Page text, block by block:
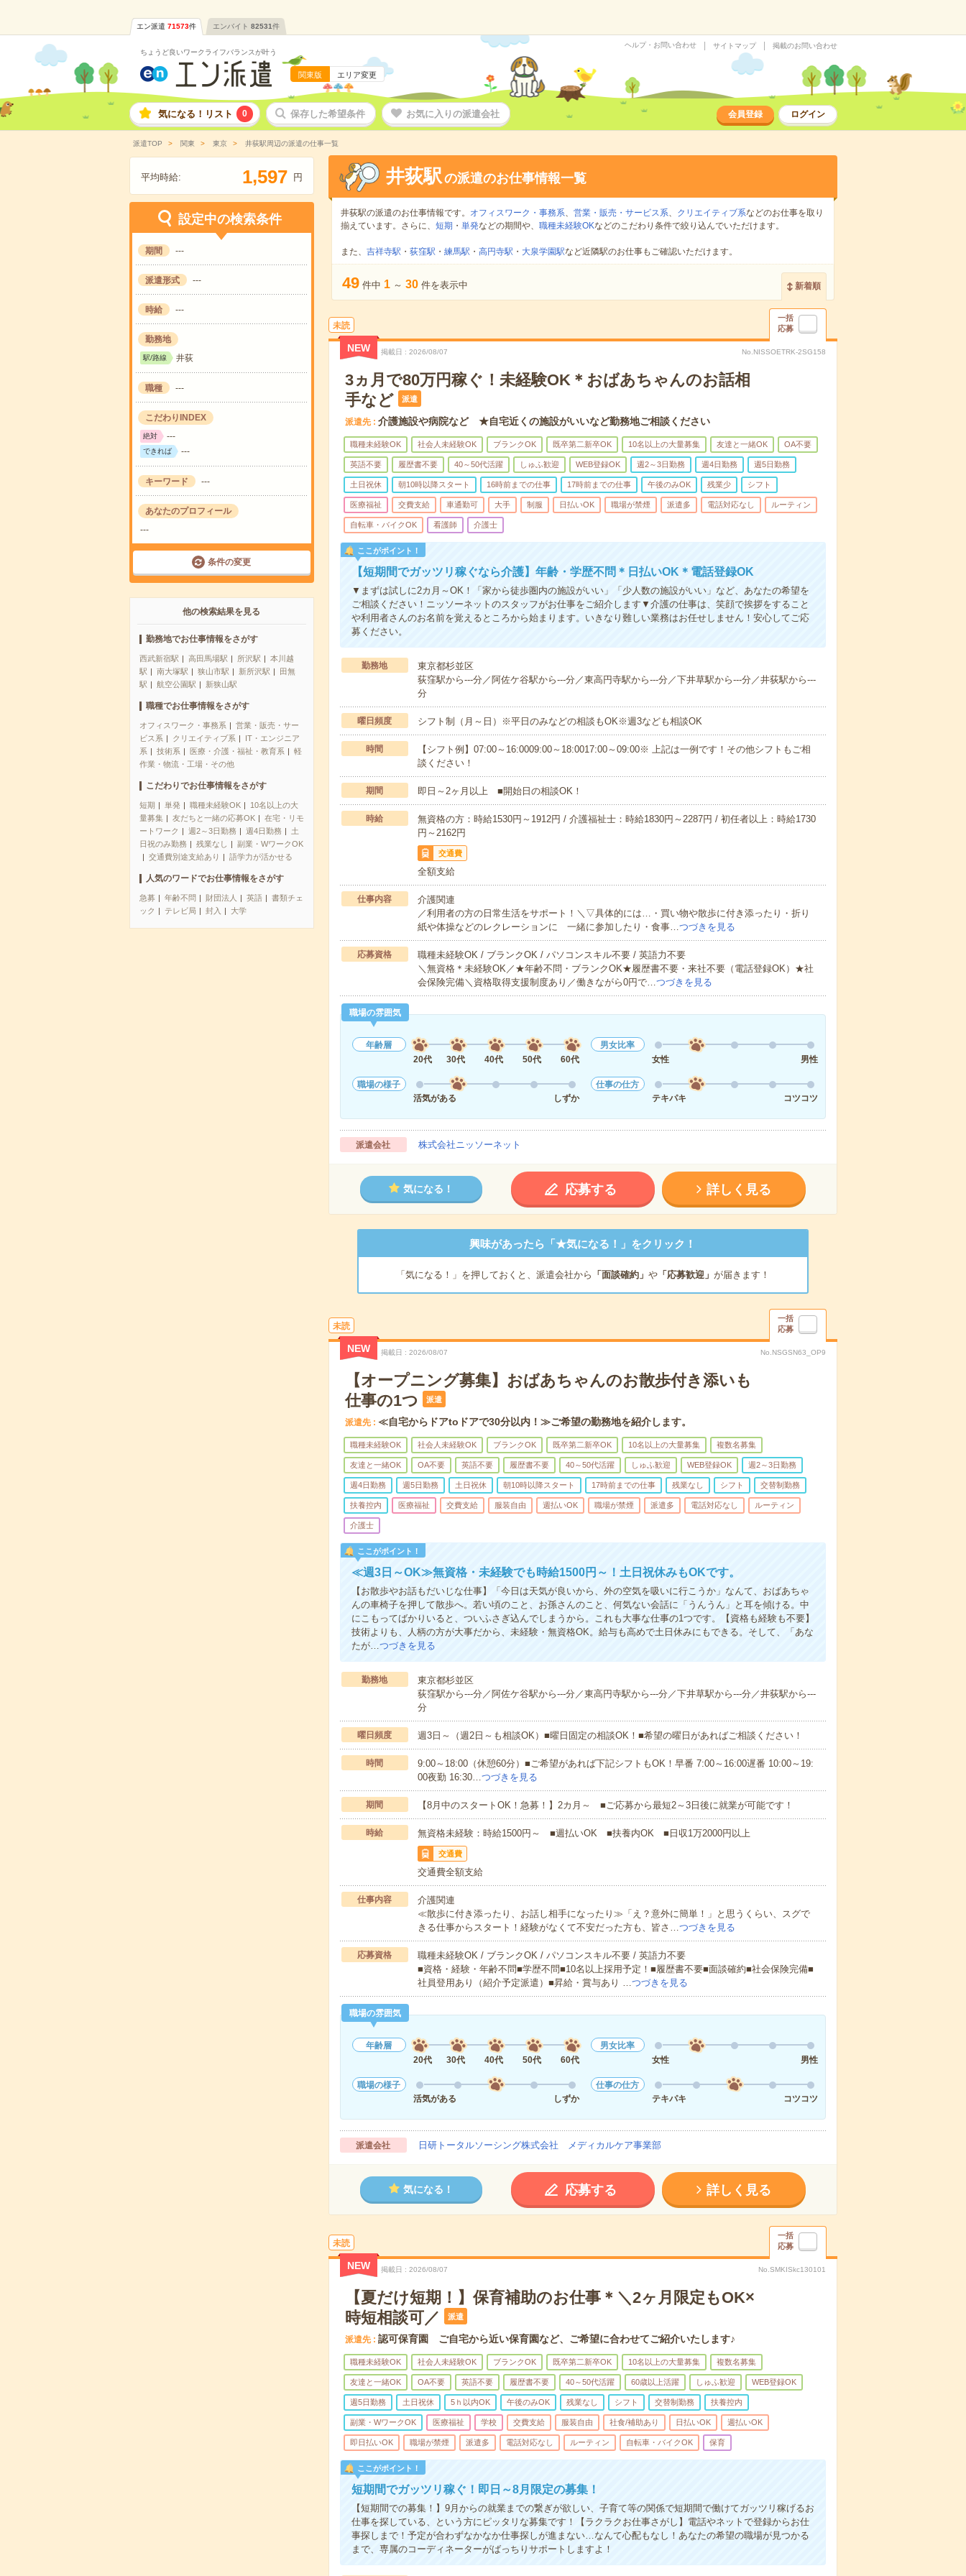
エン派遣 71573件 エンバイト 82531件
ちょうど良いワークライフバランスが叶う
関東版 エリア変更
ヘルプ・お問い合わせ サイトマップ 掲載のお問い合わせ
気になる！リスト 0 保存した希望条件 お気に入りの派遣会社 会員登録 ログイン
派遣TOP 関東 東京 井荻駅周辺の派遣の仕事一覧
平均時給: 1,597 円
設定中の検索条件
期間 ---
派遣形式 ---
時給 ---
勤務地
駅/路線 井荻
職種 ---
こだわりINDEX
絶対 ---
できれば ---
キーワード ---
あなたのプロフィール
---
条件の変更
他の検索結果を見る
勤務地でお仕事情報をさがす
西武新宿駅 高田馬場駅 所沢駅
本川越
駅
南大塚駅 狭山市駅 新所沢駅
田無
駅
航空公園駅 新狭山駅
職種でお仕事情報をさがす
オフィスワーク・事務系
営業・販売・サー
ビス系
クリエイティブ系
IT・エンジニア
系
技術系 医療・介護・福祉・教育系
軽
作業・物流・工場・その他
こだわりでお仕事情報をさがす
短期 単発 職種未経験OK
10名以上の大
量募集
友だちと一緒の応募OK
在宅・リモ
ートワーク
週2～3日勤務 週4日勤務
土
日祝のみ勤務
残業なし
副業・WワークOK
交通費別途支給あり
語学力が活かせる
人気のワードでお仕事情報をさがす
急募 年齢不問 財団法人 英語
書類チェ
ック
テレビ局 封入 大学
井荻駅の派遣のお仕事情報一覧
井荻駅の派遣のお仕事情報です。 オフィスワーク・事務系、 営業・販売・サービス系、 クリエイティブ系などのお仕事を取り
揃えています。さらに、 短期 ・ 単発などの期間や、 職種未経験OKなどのこだわり条件で絞り込んでいただけます。
また、 吉祥寺駅 ・ 荻窪駅 ・ 練馬駅 ・ 高円寺駅 ・ 大泉学園駅など近隣駅のお仕事もご確認いただけます。
49 件中 1 ～ 30 件を表示中 新着順
未読
一括
応募
NEW 掲載日 2026/08/07 No.NISSOETRK-2SG158
3ヵ月で80万円稼ぐ！未経験OK＊おばあちゃんのお話相
手など
派遣
派遣先 介護施設や病院など ★自宅近くの施設がいいなど勤務地ご相談ください
職種未経験OK 社会人未経験OK ブランクOK 既卒第二新卒OK 10名以上の大量募集 友達と一緒OK OA不要
英語不要 履歴書不要 40～50代活躍 しゅふ歓迎 WEB登録OK 週2～3日勤務 週4日勤務 週5日勤務
土日祝休 朝10時以降スタート 16時前までの仕事 17時前までの仕事 午後のみOK 残業少 シフト
医療福祉 交費支給 車通勤可 大手 制服 日払いOK 職場が禁煙 派遣多 電話対応なし ルーティン
自転車・バイクOK 看護師 介護士
ここがポイント！
【短期間でガッツリ稼ぐなら介護】年齢・学歴不問＊日払いOK＊電話登録OK
▼まずは試しに2カ月～OK！「家から徒歩圏内の施設がいい」「少人数の施設がいい」など、あなたの希望を
ご相談ください！ニッソーネットのスタッフがお仕事をご紹介します▼介護の仕事は、笑顔で挨拶をすること
や利用者さんのお名前を覚えるところから始まります。いきなり難しい業務はお任せしません！安心してご応
募ください。
勤務地
東京都杉並区
荻窪駅から---分／阿佐ケ谷駅から---分／東高円寺駅から---分／下井草駅から---分／井荻駅から---
分
曜日頻度 シフト制（月～日）※平日のみなどの相談もOK※週3なども相談OK
時間
【シフト例】07:00～16:0009:00～18:0017:00～09:00※ 上記は一例です！その他シフトもご相
談ください！
期間 即日～2ヶ月以上 ■開始日の相談OK！
時給
無資格の方：時給1530円～1912円 / 介護福祉士：時給1830円～2287円 / 初任者以上：時給1730
円～2162円
交通費
全額支給
仕事内容
介護関連
／利用者の方の日常生活をサポート！＼▽具体的には…・買い物や散歩に付き添ったり・折り
紙や体操などのレクレーションに 一緒に参加したり・食事…つづきを見る
応募資格
職種未経験OK / ブランクOK / パソコンスキル不要 / 英語力不要
＼無資格＊未経験OK／★年齢不問・ブランクOK★履歴書不要・来社不要（電話登録OK）★社
会保険完備＼資格取得支援制度あり／働きながら0円で…つづきを見る
職場の雰囲気
年齢層
20代
30代 40代 50代 60代
男女比率
女性
男性
職場の様子
活気がある
しずか
仕事の仕方
テキパキ
コツコツ
派遣会社 株式会社ニッソーネット
気になる！ 応募する 詳しく見る
興味があったら「★気になる！」をクリック！
「気になる！」を押しておくと、派遣会社から 「面談確約」 や「応募歓迎」 が届きます！
未読
一括
応募
NEW 掲載日 2026/08/07 No.NSGSN63_OP9
【オープニング募集】おばあちゃんのお散歩付き添いも
仕事の1つ
派遣
派遣先 ≪自宅からドアtoドアで30分以内！≫ご希望の勤務地を紹介します。
職種未経験OK 社会人未経験OK ブランクOK 既卒第二新卒OK 10名以上の大量募集 複数名募集
友達と一緒OK OA不要 英語不要 履歴書不要 40～50代活躍 しゅふ歓迎 WEB登録OK 週2～3日勤務
週4日勤務 週5日勤務 土日祝休 朝10時以降スタート 17時前までの仕事 残業なし シフト 交替制勤務
扶養控内 医療福祉 交費支給 服装自由 週払いOK 職場が禁煙 派遣多 電話対応なし ルーティン
介護士
ここがポイント！
≪週3日～OK≫無資格・未経験でも時給1500円～！土日祝休みもOKです。
【お散歩やお話もだいじな仕事】「今日は天気が良いから、外の空気を吸いに行こうか」なんて、おばあちゃ
んの車椅子を押して散歩へ。若い頃のこと、お孫さんのこと、何気ない会話に「うんうん」と耳を傾ける。中
にこもってばかりいると、ついふさぎ込んでしまうから。これも大事な仕事の1つです。【資格も経験も不要】
技術よりも、人柄の方が大事だから、未経験・無資格OK。給与も高めで土日休みにもできる。そして、「あな
たが…つづきを見る
勤務地
東京都杉並区
荻窪駅から---分／阿佐ケ谷駅から---分／東高円寺駅から---分／下井草駅から---分／井荻駅から---
分
曜日頻度 週3日～（週2日～も相談OK）■曜日固定の相談OK！■希望の曜日があればご相談ください！
時間
9:00～18:00（休憩60分）■ご希望があれば下記シフトもOK！早番 7:00～16:00遅番 10:00～19:
00夜勤 16:30…つづきを見る
期間 【8月中のスタートOK！急募！】2カ月～ ■ご応募から最短2～3日後に就業が可能です！
時給 無資格未経験：時給1500円～ ■週払いOK ■扶養内OK ■日収1万2000円以上
交通費
交通費全額支給
仕事内容
介護関連
≪散歩に付き添ったり、お話し相手になったり≫「え？意外に簡単！」と思うくらい、スグで
きる仕事からスタート！経験がなくて不安だった方も、皆さ…つづきを見る
応募資格
職種未経験OK / ブランクOK / パソコンスキル不要 / 英語力不要
■資格・経験・年齢不問■学歴不問■10名以上採用予定！■履歴書不要■面談確約■社会保険完備■
社員登用あり（紹介予定派遣）■昇給・賞与あり …つづきを見る
職場の雰囲気
年齢層
20代
30代 40代 50代 60代
男女比率
女性
男性
職場の様子
活気がある
しずか
仕事の仕方
テキパキ
コツコツ
派遣会社 日研トータルソーシング株式会社 メディカルケア事業部
気になる！ 応募する 詳しく見る
未読
一括
応募
NEW 掲載日 2026/08/07 No.SMKISkc130101
【夏だけ短期！】保育補助のお仕事＊＼2ヶ月限定もOK×
時短相談可／
派遣
派遣先 認可保育園 ご自宅から近い保育園など、ご希望に合わせてご紹介いたします♪
職種未経験OK 社会人未経験OK ブランクOK 既卒第二新卒OK 10名以上の大量募集 複数名募集
友達と一緒OK OA不要 英語不要 履歴書不要 40～50代活躍 60歳以上活躍 しゅふ歓迎 WEB登録OK
週5日勤務 土日祝休 5ｈ以内OK 午後のみOK 残業なし シフト 交替制勤務 扶養控内
副業・WワークOK 医療福祉 学校 交費支給 服装自由 社食/補助あり 日払いOK 週払いOK
即日払いOK 職場が禁煙 派遣多 電話対応なし ルーティン 自転車・バイクOK 保育
ここがポイント！
短期間でガッツリ稼ぐ！即日～8月限定の募集！
【短期間での募集！】9月からの就業までの繋ぎが欲しい、子育て等の関係で短期間で働けてガッツリ稼げるお
仕事を探している、という方にピッタリな募集です！【ラクラクお仕事さがし】電話やネットで登録からお仕
事探しまで！予定が合わずなかなか仕事探しが進まない…なんて心配もなし！あなたの希望の職場が見つかる
まで、専属のコーディネーターがばっちりサポートしますよ！